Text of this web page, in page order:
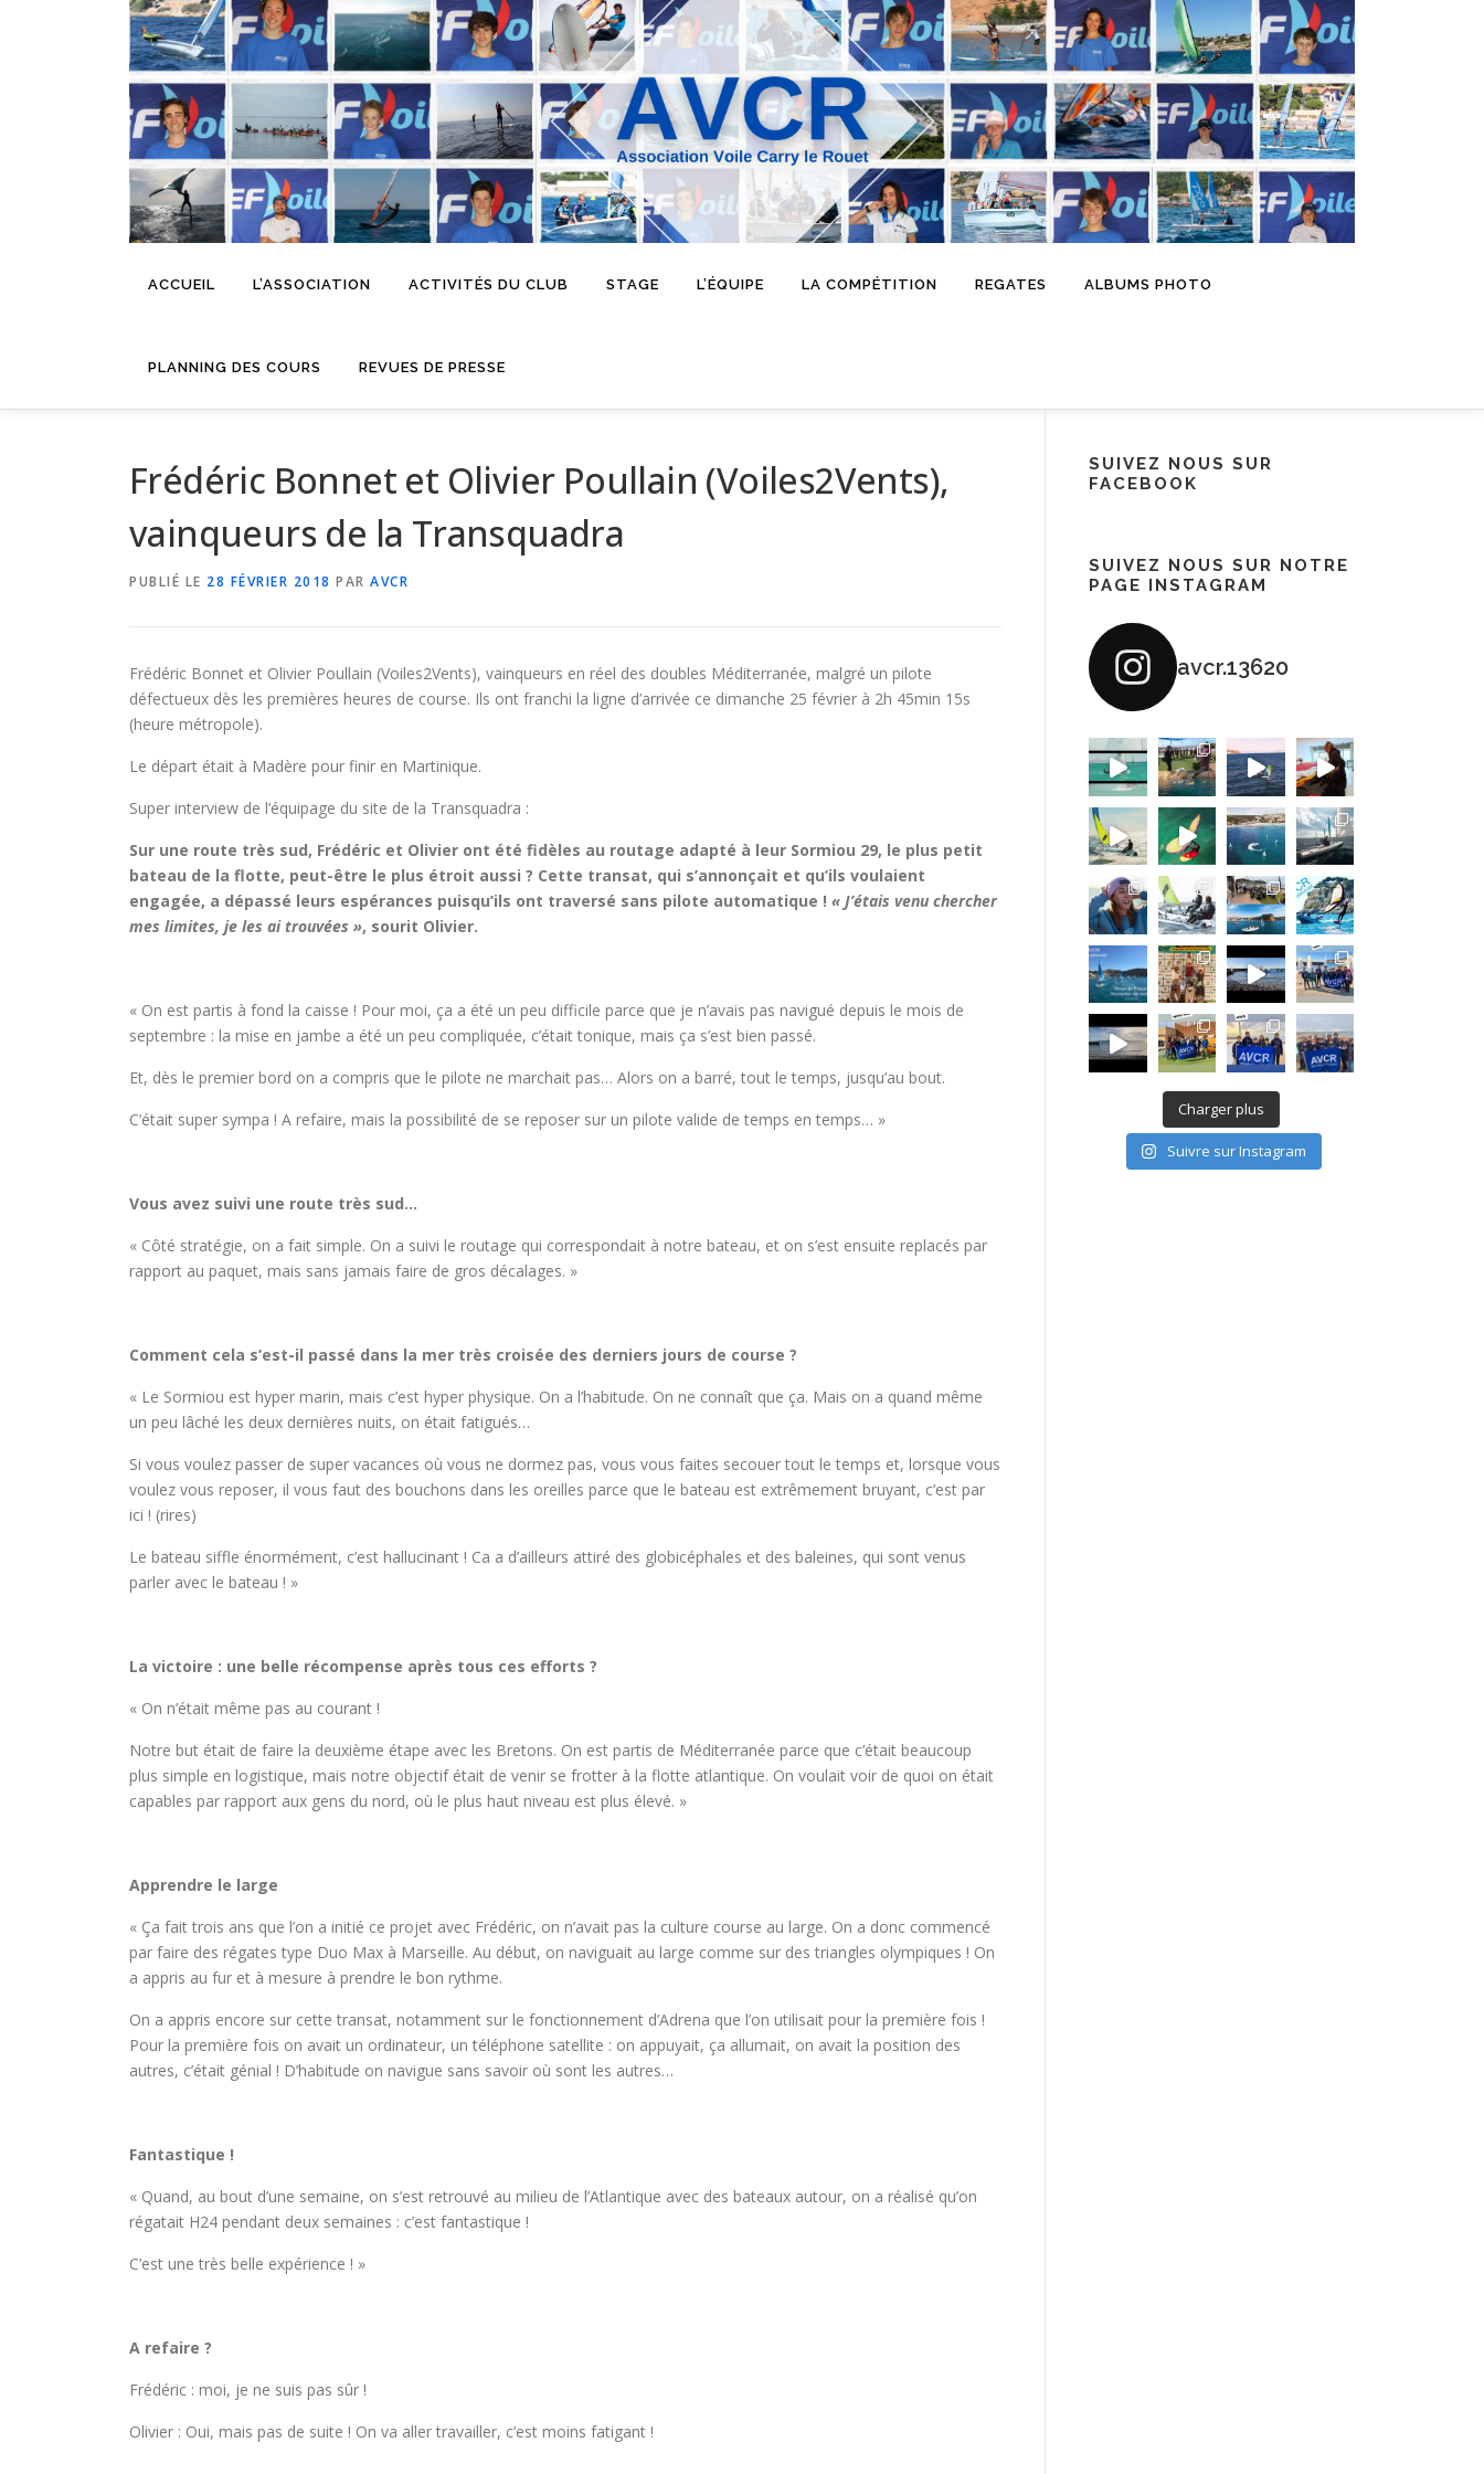
ACCUEIL L’ASSOCIATION ACTIVITÉS DU CLUB STAGE L’ÉQUIPE LA COMPÉTITION REGATES ALBUMS PHOTO
PLANNING DES COURS REVUES DE PRESSE
Frédéric Bonnet et Olivier Poullain (Voiles2Vents),
vainqueurs de la Transquadra
PUBLIÉ LE 28 FÉVRIER 2018 PAR AVCR
Frédéric Bonnet et Olivier Poullain (Voiles2Vents), vainqueurs en réel des doubles Méditerranée, malgré un pilote
défectueux dès les premières heures de course. Ils ont franchi la ligne d’arrivée ce dimanche 25 février à 2h 45min 15s
(heure métropole).
Le départ était à Madère pour finir en Martinique.
Super interview de l’équipage du site de la Transquadra :
Sur une route très sud, Frédéric et Olivier ont été fidèles au routage adapté à leur Sormiou 29, le plus petit
bateau de la flotte, peut-être le plus étroit aussi ? Cette transat, qui s’annonçait et qu’ils voulaient
engagée, a dépassé leurs espérances puisqu’ils ont traversé sans pilote automatique ! « J’étais venu chercher
mes limites, je les ai trouvées », sourit Olivier.
« On est partis à fond la caisse ! Pour moi, ça a été un peu difficile parce que je n’avais pas navigué depuis le mois de
septembre : la mise en jambe a été un peu compliquée, c’était tonique, mais ça s’est bien passé.
Et, dès le premier bord on a compris que le pilote ne marchait pas… Alors on a barré, tout le temps, jusqu’au bout.
C’était super sympa ! A refaire, mais la possibilité de se reposer sur un pilote valide de temps en temps… »
Vous avez suivi une route très sud…
« Côté stratégie, on a fait simple. On a suivi le routage qui correspondait à notre bateau, et on s’est ensuite replacés par
rapport au paquet, mais sans jamais faire de gros décalages. »
Comment cela s’est-il passé dans la mer très croisée des derniers jours de course ?
« Le Sormiou est hyper marin, mais c’est hyper physique. On a l’habitude. On ne connaît que ça. Mais on a quand même
un peu lâché les deux dernières nuits, on était fatigués…
Si vous voulez passer de super vacances où vous ne dormez pas, vous vous faites secouer tout le temps et, lorsque vous
voulez vous reposer, il vous faut des bouchons dans les oreilles parce que le bateau est extrêmement bruyant, c’est par
ici ! (rires)
Le bateau siffle énormément, c’est hallucinant ! Ca a d’ailleurs attiré des globicéphales et des baleines, qui sont venus
parler avec le bateau ! »
La victoire : une belle récompense après tous ces efforts ?
« On n’était même pas au courant !
Notre but était de faire la deuxième étape avec les Bretons. On est partis de Méditerranée parce que c’était beaucoup
plus simple en logistique, mais notre objectif était de venir se frotter à la flotte atlantique. On voulait voir de quoi on était
capables par rapport aux gens du nord, où le plus haut niveau est plus élevé. »
Apprendre le large
« Ça fait trois ans que l’on a initié ce projet avec Frédéric, on n’avait pas la culture course au large. On a donc commencé
par faire des régates type Duo Max à Marseille. Au début, on naviguait au large comme sur des triangles olympiques ! On
a appris au fur et à mesure à prendre le bon rythme.
On a appris encore sur cette transat, notamment sur le fonctionnement d’Adrena que l’on utilisait pour la première fois !
Pour la première fois on avait un ordinateur, un téléphone satellite : on appuyait, ça allumait, on avait la position des
autres, c’était génial ! D’habitude on navigue sans savoir où sont les autres…
Fantastique !
« Quand, au bout d’une semaine, on s’est retrouvé au milieu de l’Atlantique avec des bateaux autour, on a réalisé qu’on
régatait H24 pendant deux semaines : c’est fantastique !
C’est une très belle expérience ! »
A refaire ?
Frédéric : moi, je ne suis pas sûr !
Olivier : Oui, mais pas de suite ! On va aller travailler, c’est moins fatigant !
SUIVEZ NOUS SUR
FACEBOOK
SUIVEZ NOUS SUR NOTRE
PAGE INSTAGRAM
avcr.13620
Charger plus
Suivre sur Instagram